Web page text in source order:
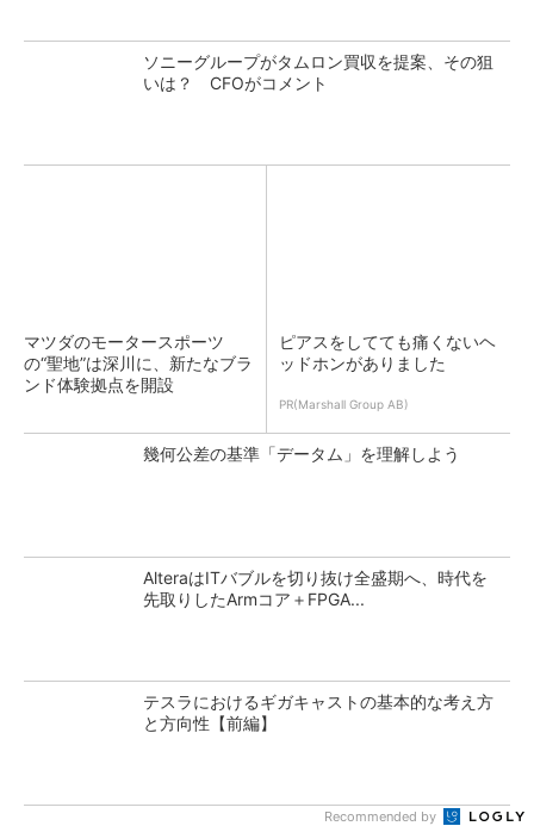
ソニーグループがタムロン買収を提案、その狙
いは？ CFOがコメント
マツダのモータースポーツ
の“聖地”は深川に、新たなブラ
ンド体験拠点を開設
ピアスをしてても痛くないヘ
ッドホンがありました
PR(Marshall Group AB)
幾何公差の基準「データム」を理解しよう
AlteraはITバブルを切り抜け全盛期へ、時代を
先取りしたArmコア＋FPGA...
テスラにおけるギガキャストの基本的な考え方
と方向性【前編】
Recommended by